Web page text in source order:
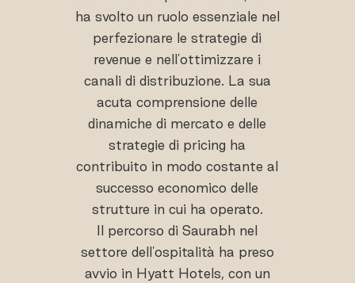
ha svolto un ruolo essenziale nel
perfezionare le strategie di
revenue e nell'ottimizzare i
canali di distribuzione. La sua
acuta comprensione delle
dinamiche di mercato e delle
strategie di pricing ha
contribuito in modo costante al
successo economico delle
strutture in cui ha operato.
Il percorso di Saurabh nel
settore dell'ospitalità ha preso
avvio in Hyatt Hotels, con un